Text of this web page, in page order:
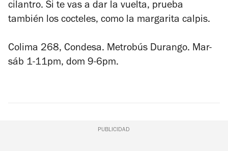
cilantro. Si te vas a dar la vuelta, prueba
también los cocteles, como la margarita calpis.
Colima 268, Condesa. Metrobús Durango. Mar-
sáb 1-11pm, dom 9-6pm.
PUBLICIDAD